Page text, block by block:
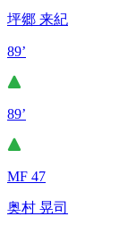
坪郷 来紀
89’
89’
MF 47
奥村 晃司